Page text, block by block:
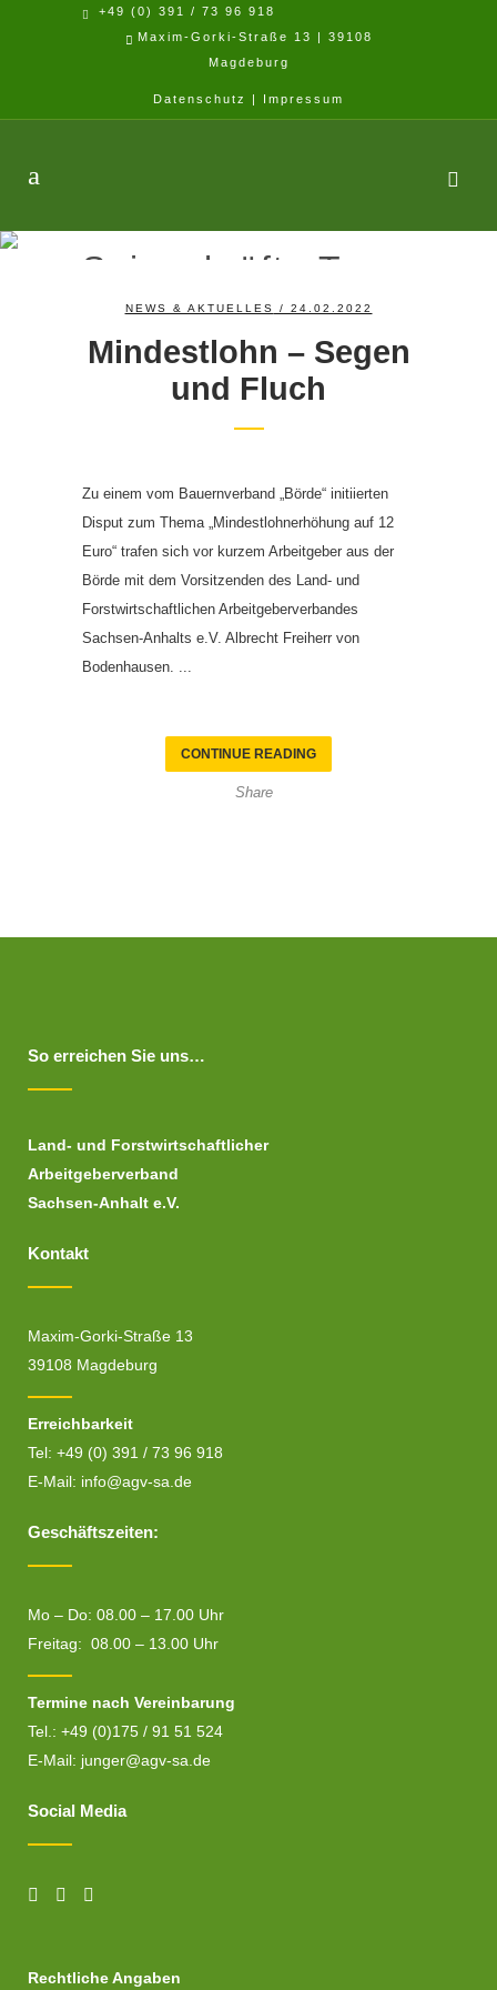
+49 (0) 391 / 73 96 918
Maxim-Gorki-Straße 13 | 39108
Magdeburg
Datenschutz | Impressum
Saisonkräfte Tag
>Posts tagged "Saisonkräfte"
NEWS & AKTUELLES / 24.02.2022
Mindestlohn – Segen
und Fluch
Zu einem vom Bauernverband „Börde“ initiierten
Disput zum Thema „Mindestlohnerhöhung auf 12
Euro“ trafen sich vor kurzem Arbeitgeber aus der
Börde mit dem Vorsitzenden des Land- und
Forstwirtschaftlichen Arbeitgeberverbandes
Sachsen-Anhalts e.V. Albrecht Freiherr von
Bodenhausen. ...
CONTINUE READING
Share
So erreichen Sie uns…
Land- und Forstwirtschaftlicher
Arbeitgeberverband
Sachsen-Anhalt e.V.
Kontakt
Maxim-Gorki-Straße 13
39108 Magdeburg
Erreichbarkeit
Tel: +49 (0) 391 / 73 96 918
E-Mail: info@agv-sa.de
Geschäftszeiten:
Mo – Do: 08.00 – 17.00 Uhr
Freitag: 08.00 – 13.00 Uhr
Termine nach Vereinbarung
Tel.: +49 (0)175 / 91 51 524
E-Mail: junger@agv-sa.de
Social Media
Rechtliche Angaben